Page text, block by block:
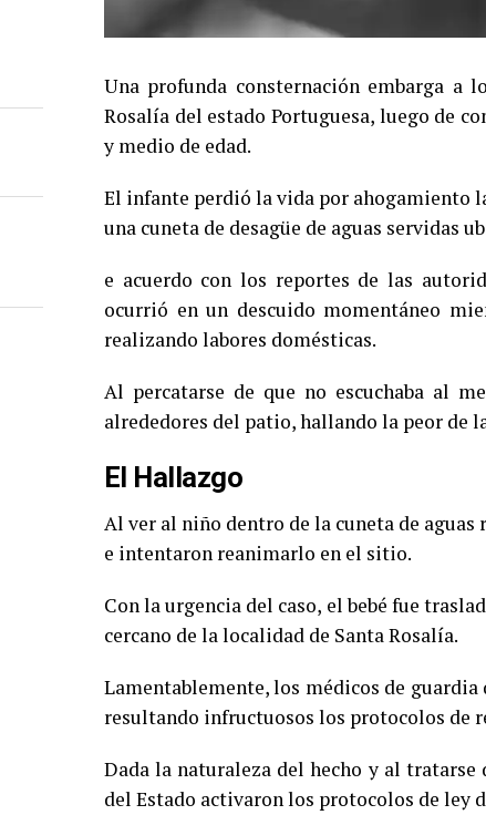
Una profunda consternación embarga a
Rosalía del estado Portuguesa, luego de
y medio de edad.
El infante perdió la vida por ahogamiento
una cuneta de desagüe de aguas servidas
e acuerdo con los reportes de las
ocurrió en un descuido momentáneo
realizando labores domésticas.
Al percatarse de que no escuchaba al
alrededores del patio, hallando la peor de
El Hallazgo
Al ver al niño dentro de la cuneta de
e intentaron reanimarlo en el sitio.
Con la urgencia del caso, el bebé fue
cercano de la localidad de Santa Rosalía.
Lamentablemente, los médicos de
resultando infructuosos los protocolos de
Dada la naturaleza del hecho y al tratarse
del Estado activaron los protocolos de ley